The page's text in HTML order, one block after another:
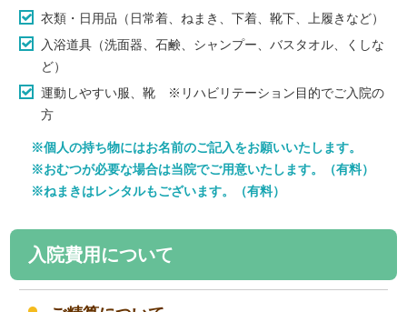
衣類・日用品（日常着、ねまき、下着、靴下、上履きなど）
入浴道具（洗面器、石鹸、シャンプー、バスタオル、くしな
ど）
運動しやすい服、靴 ※リハビリテーション目的でご入院の
方
個人の持ち物にはお名前のご記入をお願いいたします。
おむつが必要な場合は当院でご用意いたします。（有料）
ねまきはレンタルもございます。（有料）
入院費用について